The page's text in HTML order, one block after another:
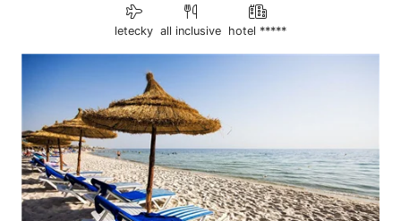
letecky all inclusive hotel *****